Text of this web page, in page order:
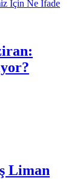
Liman